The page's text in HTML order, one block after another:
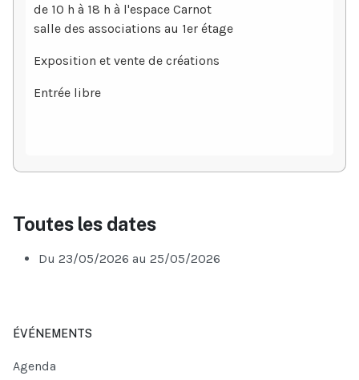
de 10 h à 18 h à l'espace Carnot
salle des associations au 1er étage
Exposition et vente de créations
Entrée libre
Toutes les dates
Du 23/05/2026 au 25/05/2026
ÉVÉNEMENTS
Agenda